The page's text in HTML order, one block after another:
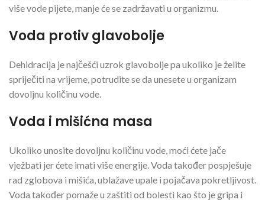
više vode pijete, manje će se zadržavati u organizmu.
Voda protiv glavobolje
Dehidracija je najčešći uzrok glavobolje pa ukoliko je želite
spriječiti na vrijeme, potrudite se da unesete u organizam
dovoljnu količinu vode.
Voda i mišićna masa
Ukoliko unosite dovoljnu količinu vode, moći ćete jače
vježbati jer ćete imati više energije. Voda također pospješuje
rad zglobova i mišića, ublažave upale i pojačava pokretljivost.
Voda također pomaže u zaštiti od bolesti kao što je gripa i